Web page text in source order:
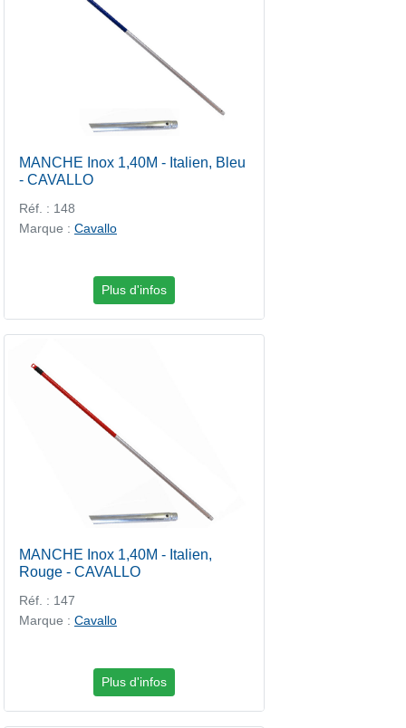
MANCHE Inox 1,40M - Italien, Bleu
- CAVALLO
Réf. : 148
Marque : Cavallo
Plus d'infos
MANCHE Inox 1,40M - Italien,
Rouge - CAVALLO
Réf. : 147
Marque : Cavallo
Plus d'infos